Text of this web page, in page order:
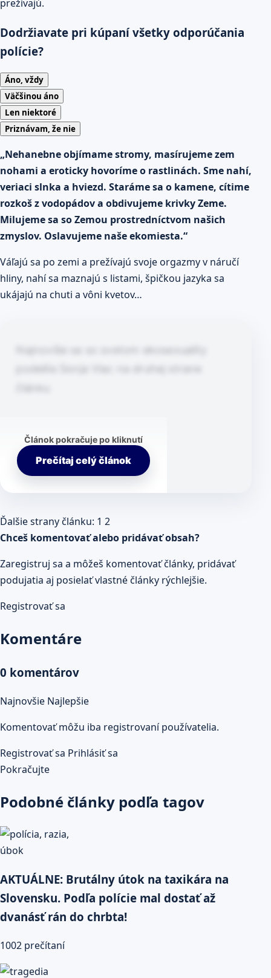
prežívajú.
Dodržiavate pri kúpaní všetky odporúčania
polície?
Áno, vždy
Väčšinou áno
Len niektoré
Priznávam, že nie
„Nehanebne objímame stromy, masírujeme zem
nohami a eroticky hovoríme o rastlinách. Sme nahí,
veriaci slnka a hviezd. Staráme sa o kamene, cítime
rozkoš z vodopádov a obdivujeme krivky Zeme.
Milujeme sa so Zemou prostredníctvom našich
zmyslov. Oslavujeme naše ekomiesta.“
Váľajú sa po zemi a prežívajú svoje orgazmy v náručí
hliny, nahí sa maznajú s listami, špičkou jazyka sa
ukájajú na chuti a vôni kvetov…
Článok pokračuje po kliknutí
Prečítaj celý článok
Ďalšie strany článku: 1 2
Chceš komentovať alebo pridávať obsah?
Zaregistruj sa a môžeš komentovať články, pridávať
podujatia aj posielať vlastné články rýchlejšie.
Registrovať sa
Komentáre
0 komentárov
Najnovšie Najlepšie
Komentovať môžu iba registrovaní používatelia.
Registrovať sa Prihlásiť sa
Pokračujte
Podobné články podľa tagov
AKTUÁLNE: Brutálny útok na taxikára na
Slovensku. Podľa polície mal dostať až
dvanásť rán do chrbta!
1002 prečítaní